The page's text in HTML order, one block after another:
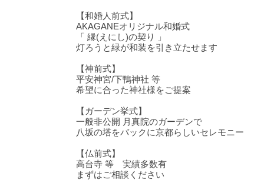
【和婚人前式】
AKAGANEオリジナル和婚式
「 縁(えにし)の契り 」
灯ろうと緑が和装を引き立たせます
【神前式】
平安神宮/下鴨神社 等
希望に合った神社様をご提案
【ガーデン挙式】
一般非公開 月真院のガーデンで
八坂の塔をバックに京都らしいセレモニー
【仏前式】
高台寺 等 実績多数有
まずはご相談ください